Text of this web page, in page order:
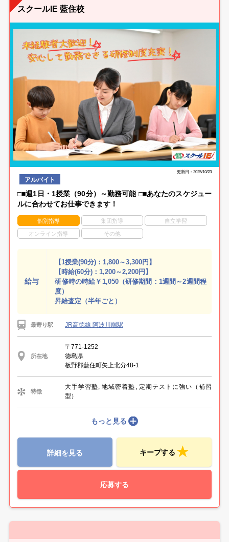
スクールIE 藍住校
更新日：2025/10/23
アルバイト
□■週1日・1授業（90分）～勤務可能 □■あなたのスケジュー
ルに合わせてお仕事できます！
個別指導 集団指導 自立学習
オンライン指導 その他
給与
【1授業(90分)：1,800～3,300円】
【時給(60分)：1,200～2,200円】
研修時の時給￥1,050（研修期間：1週間～2週間程
度）
昇給査定（半年ごと）
最寄り駅 JR高徳線 阿波川端駅
所在地
〒771-1252
徳島県
板野郡藍住町矢上北分48-1
特徴
大手学習塾, 地域密着塾, 定期テストに強い（補習
型）
もっと見る
詳細を見る キープする
応募する